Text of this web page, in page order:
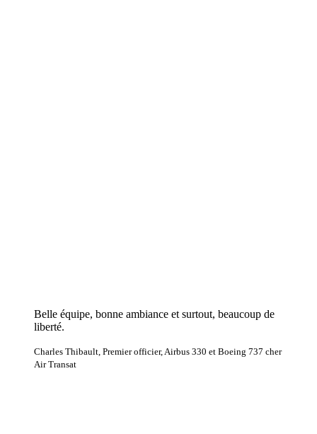
Belle équipe, bonne ambiance et surtout, beaucoup de
liberté.
Charles Thibault, Premier officier, Airbus 330 et Boeing 737 cher
Air Transat